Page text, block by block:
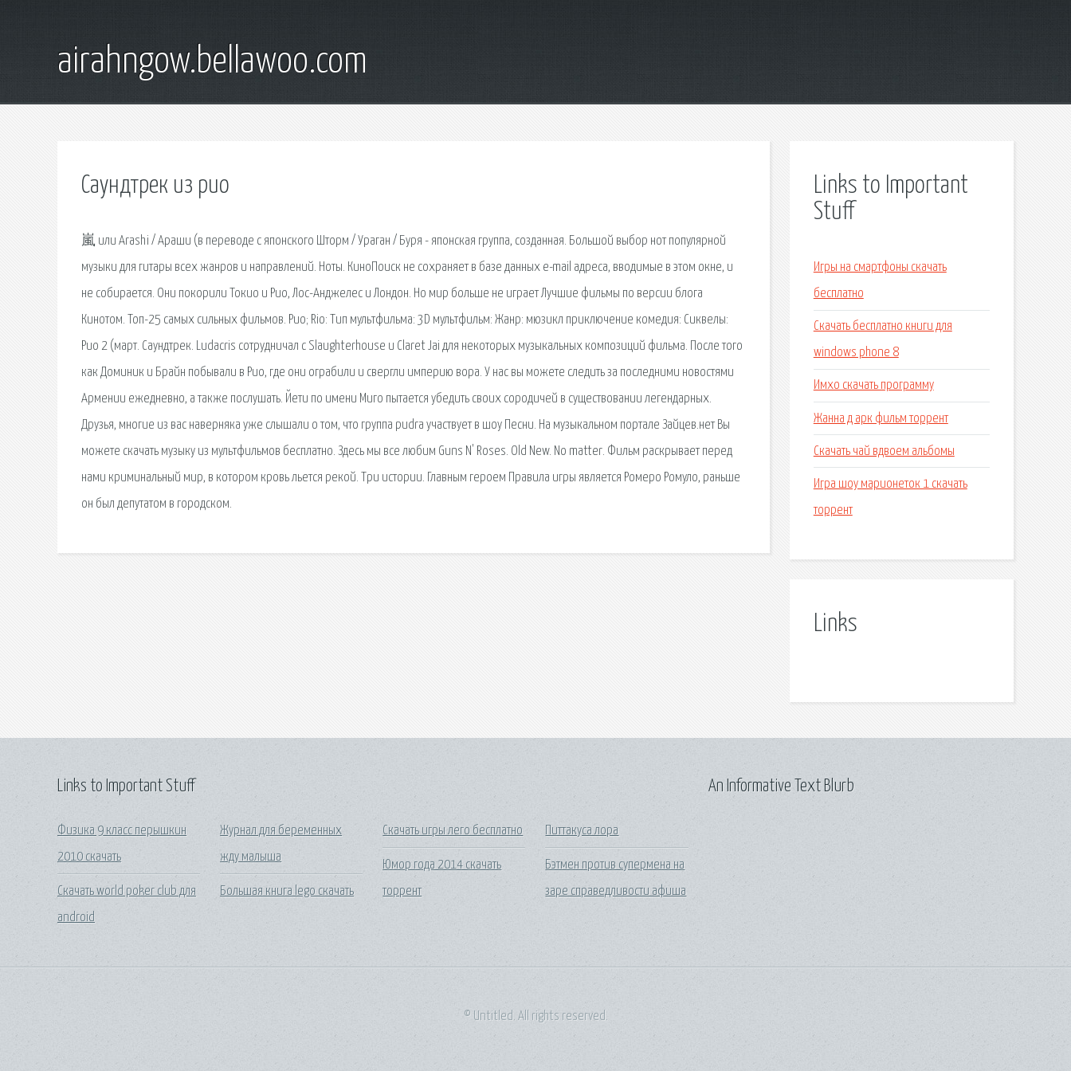
airahngow.bellawoo.com
Саундтрек из рио
嵐 или Arashi / Араши (в переводе с японского Шторм / Ураган / Буря - японская группа, созданная. Большой выбор нот популярной
музыки для гитары всех жанров и направлений. Ноты. КиноПоиск не сохраняет в базе данных e-mail адреса, вводимые в этом окне, и
не собирается. Они покорили Токио и Рио, Лос-Анджелес и Лондон. Но мир больше не играет Лучшие фильмы по версии блога
Кинотом. Топ-25 самых сильных фильмов. Рио; Rio: Тип мультфильма: 3D мультфильм: Жанр: мюзикл приключение комедия: Сиквелы:
Рио 2 (март. Саундтрек. Ludacris сотрудничал с Slaughterhouse и Claret Jai для некоторых музыкальных композиций фильма. После того
как Доминик и Брайн побывали в Рио, где они ограбили и свергли империю вора. У нас вы можете следить за последними новостями
Армении ежедневно, а также послушать. Йети по имени Миго пытается убедить своих сородичей в существовании легендарных.
Друзья, многие из вас наверняка уже слышали о том, что группа pudra участвует в шоу Песни. На музыкальном портале Зайцев.нет Вы
можете скачать музыку из мультфильмов бесплатно. Здесь мы все любим Guns N' Roses. Old New. No matter. Фильм раскрывает перед
нами криминальный мир, в котором кровь льется рекой. Три истории. Главным героем Правила игры является Ромеро Ромуло, раньше
он был депутатом в городском.
Links to Important
Stuff
Игры на смартфоны скачать
бесплатно
Скачать бесплатно книги для
windows phone 8
Имхо скачать программу
Жанна д арк фильм торрент
Скачать чай вдвоем альбомы
Игра шоу марионеток 1 скачать
торрент
Links
Links to Important Stuff
Физика 9 класс перышкин
2010 скачать
Скачать world poker club для
android
Журнал для беременных
жду малыша
Большая книга lego скачать
Скачать игры лего бесплатно
Юмор года 2014 скачать
торрент
Питтакуса лора
Бэтмен против супермена на
заре справедливости афиша
An Informative Text Blurb
© Untitled. All rights reserved.